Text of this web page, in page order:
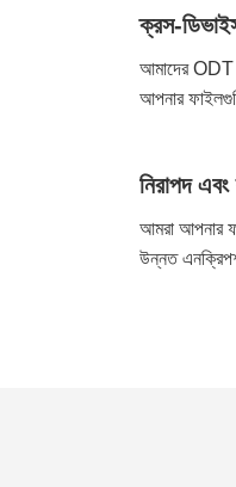
ক্রস-
আমাদের ODT
আপনার
নিরাপদ
আমরা আপনার
উন্নত